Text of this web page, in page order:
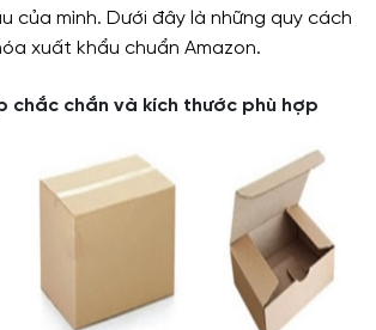
của mình. Dưới đây là những quy cách
xuất khẩu chuẩn Amazon.
chắc chắn và kích thước phù hợp